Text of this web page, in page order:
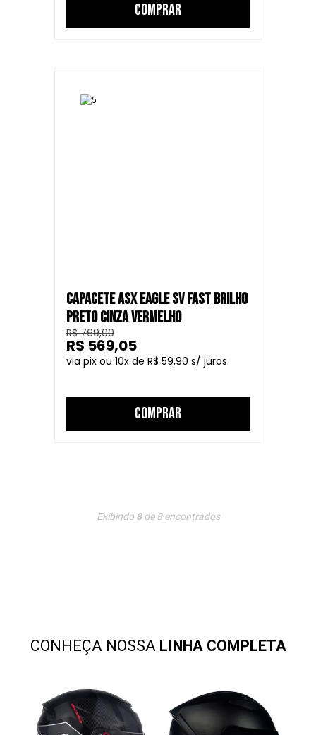
COMPRAR
CAPACETE ASX EAGLE SV FAST BRILHO
PRETO CINZA VERMELHO
R$ 769,00
10
R$ 59,90
R$ 569,05
COMPRAR
Exibindo 8de8encontrados
CONHEÇA NOSSA LINHA COMPLETA